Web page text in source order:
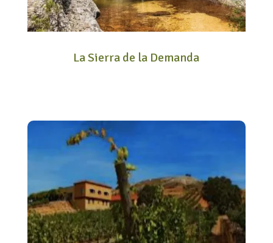
La Sierra de la Demanda